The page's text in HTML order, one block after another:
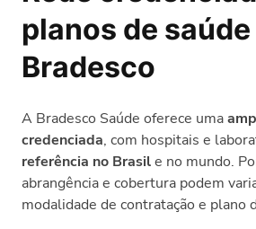
planos de saúde
Bradesco
A Bradesco Saúde oferece uma
credenciada, com hospitais e
referência no Brasile no mundo.
abrangência e cobertura podem
modalidade de contratação e plano